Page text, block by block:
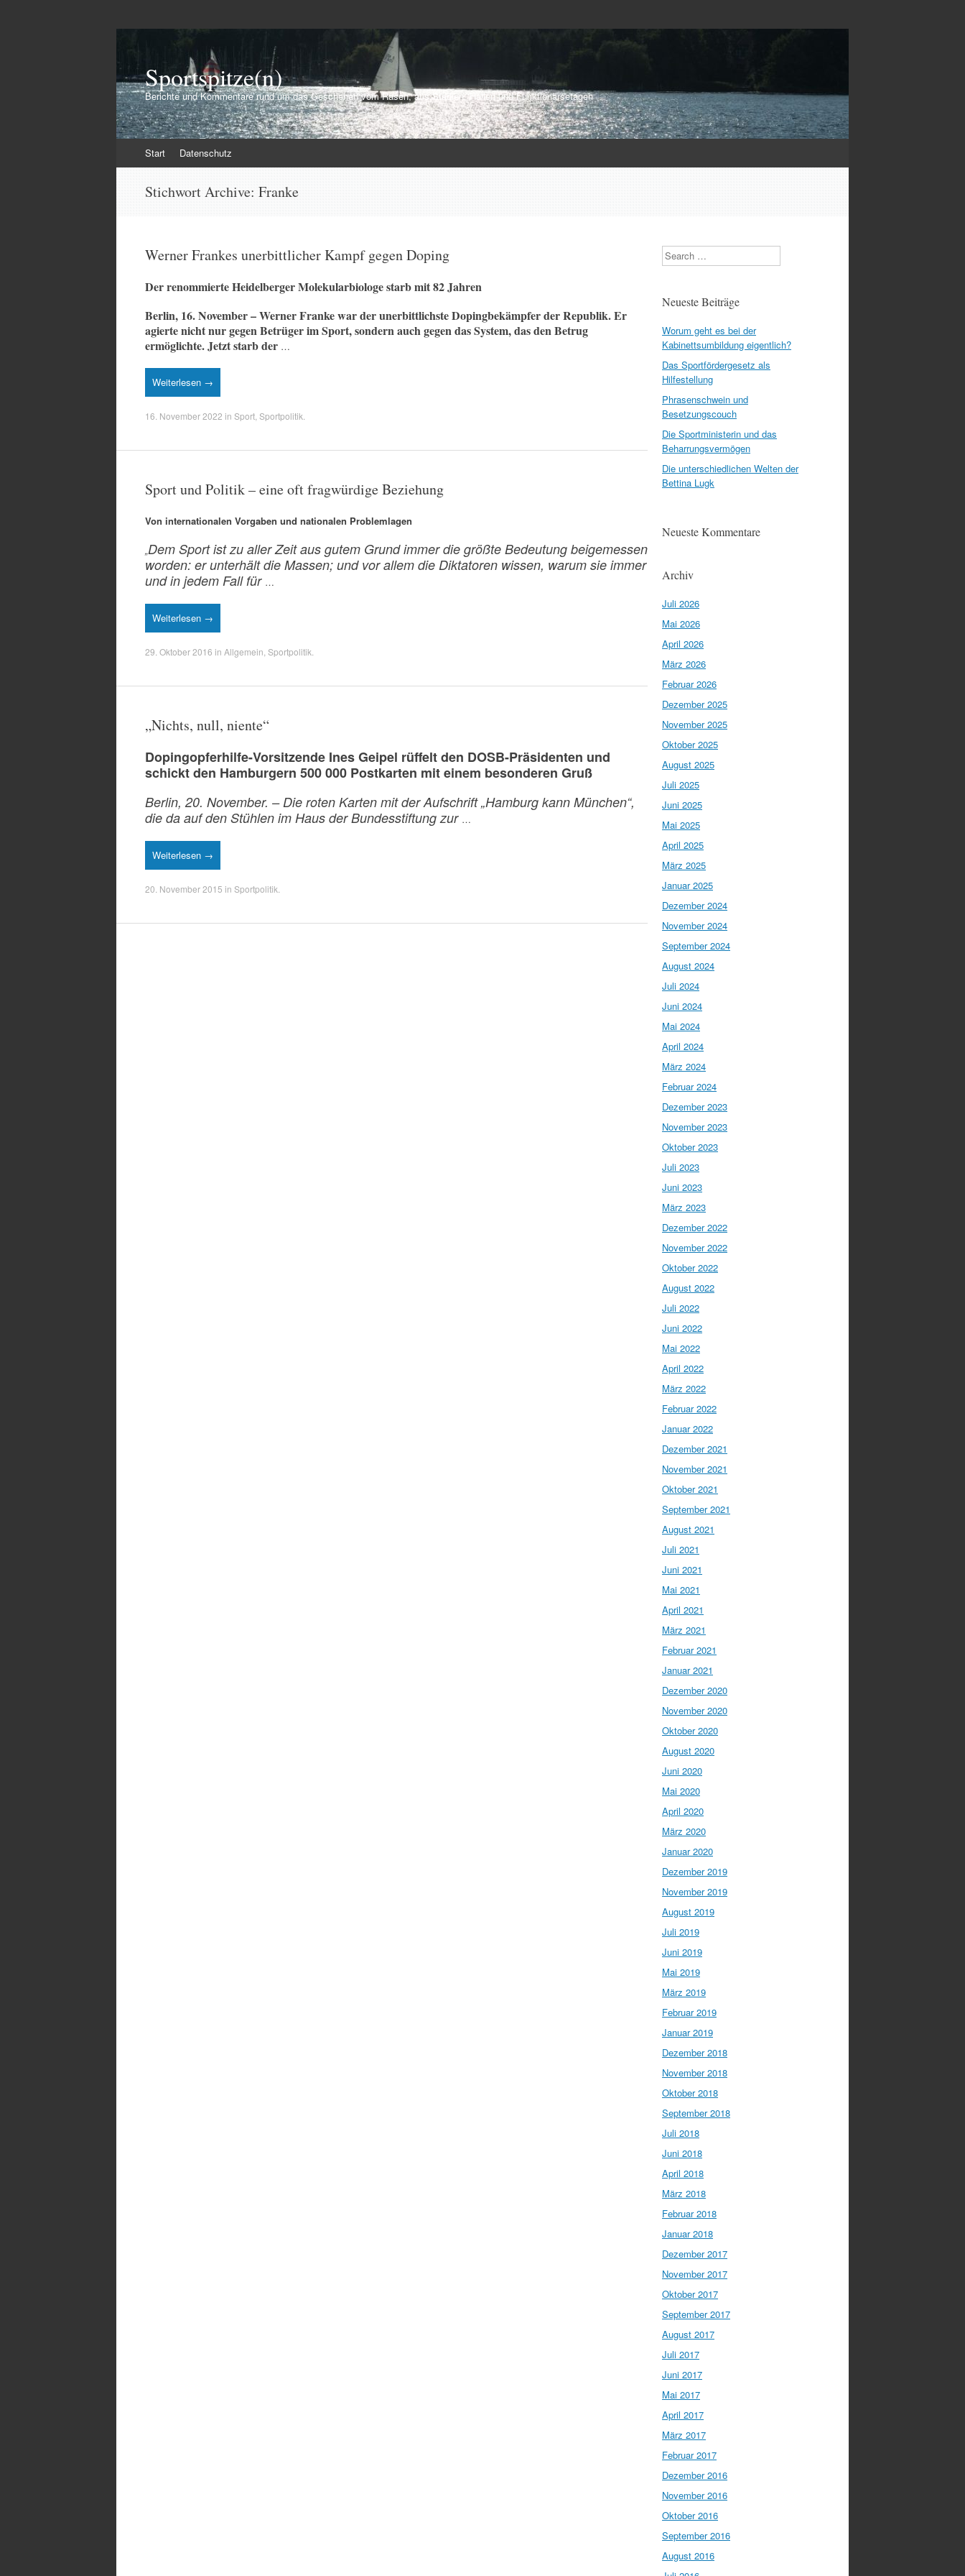
Sportspitze(n)
Berichte und Kommentare rund um das Geschehen vom Rasen, aus Stadien, Hallen und Funktionärsetagen
Inhalt
Start Datenschutz
Stichwort Archive: Franke
Werner Frankes unerbittlicher Kampf gegen Doping
Der renommierte Heidelberger Molekularbiologe starb mit 82 Jahren
Berlin, 16. November – Werner Franke war der unerbittlichste Dopingbekämpfer der Republik. Er
agierte nicht nur gegen Betrüger im Sport, sondern auch gegen das System, das den Betrug
ermöglichte. Jetzt starb der …
Weiterlesen →
16. November 2022 in Sport Sportpolitik
Sport und Politik – eine oft fragwürdige Beziehung
Von internationalen Vorgaben und nationalen Problemlagen
„Dem Sport ist zu aller Zeit aus gutem Grund immer die größte Bedeutung beigemessen
worden: er unterhält die Massen; und vor allem die Diktatoren wissen, warum sie immer
und in jedem Fall für …
Weiterlesen →
29. Oktober 2016 in Allgemein Sportpolitik
„Nichts, null, niente“
Dopingopferhilfe-Vorsitzende Ines Geipel rüffelt den DOSB-Präsidenten und
schickt den Hamburgern 500 000 Postkarten mit einem besonderen Gruß
Berlin, 20. November. – Die roten Karten mit der Aufschrift „Hamburg kann München“,
die da auf den Stühlen im Haus der Bundesstiftung zur …
Weiterlesen →
20. November 2015 in Sportpolitik
Search
Neueste Beiträge
Worum geht es bei der
Kabinettsumbildung eigentlich?
Das Sportfördergesetz als
Hilfestellung
Phrasenschwein und
Besetzungscouch
Die Sportministerin und das
Beharrungsvermögen
Die unterschiedlichen Welten der
Bettina Lugk
Neueste Kommentare
Archiv
Juli 2026
Mai 2026
April 2026
März 2026
Februar 2026
Dezember 2025
November 2025
Oktober 2025
August 2025
Juli 2025
Juni 2025
Mai 2025
April 2025
März 2025
Januar 2025
Dezember 2024
November 2024
September 2024
August 2024
Juli 2024
Juni 2024
Mai 2024
April 2024
März 2024
Februar 2024
Dezember 2023
November 2023
Oktober 2023
Juli 2023
Juni 2023
März 2023
Dezember 2022
November 2022
Oktober 2022
August 2022
Juli 2022
Juni 2022
Mai 2022
April 2022
März 2022
Februar 2022
Januar 2022
Dezember 2021
November 2021
Oktober 2021
September 2021
August 2021
Juli 2021
Juni 2021
Mai 2021
April 2021
März 2021
Februar 2021
Januar 2021
Dezember 2020
November 2020
Oktober 2020
August 2020
Juni 2020
Mai 2020
April 2020
März 2020
Januar 2020
Dezember 2019
November 2019
August 2019
Juli 2019
Juni 2019
Mai 2019
März 2019
Februar 2019
Januar 2019
Dezember 2018
November 2018
Oktober 2018
September 2018
Juli 2018
Juni 2018
April 2018
März 2018
Februar 2018
Januar 2018
Dezember 2017
November 2017
Oktober 2017
September 2017
August 2017
Juli 2017
Juni 2017
Mai 2017
April 2017
März 2017
Februar 2017
Dezember 2016
November 2016
Oktober 2016
September 2016
August 2016